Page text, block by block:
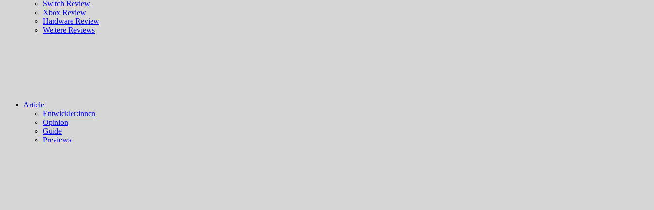
Switch Review
Xbox Review
Hardware Review
Weitere Reviews
Article
Entwickler:innen
Opinion
Guide
Previews